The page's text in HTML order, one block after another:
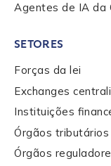
Agentes de IA da
SETORES
Forças da lei
Exchanges
Instituições
Órgãos tributários
Órgãos